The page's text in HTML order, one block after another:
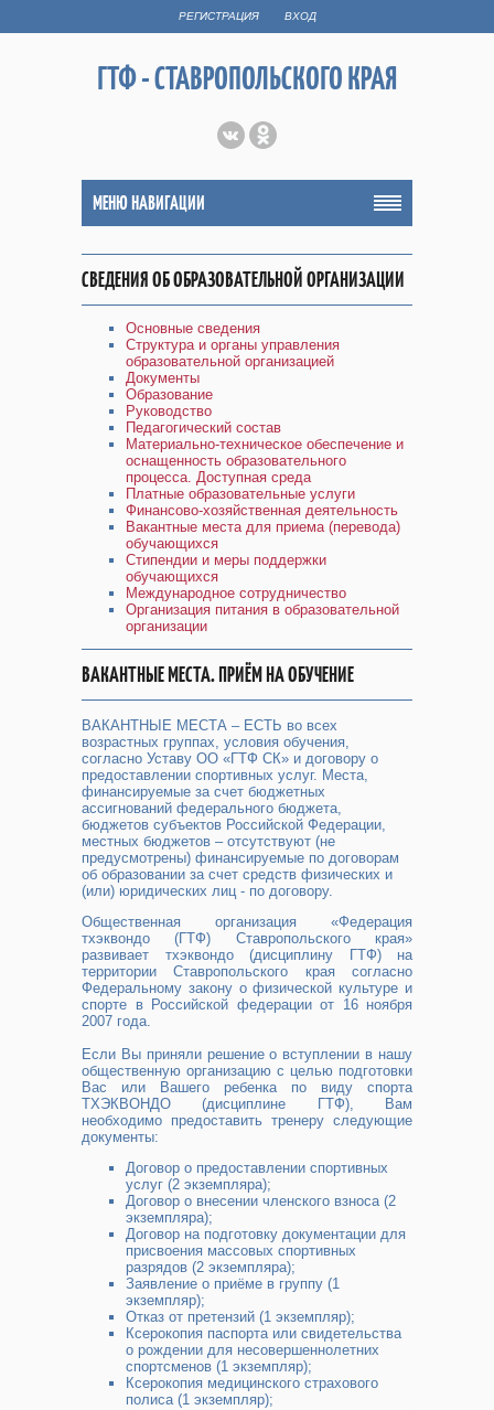
РЕГИСТРАЦИЯ ВХОД
ГТФ - СТАВРОПОЛЬСКОГО КРАЯ
МЕНЮ НАВИГАЦИИ
СВЕДЕНИЯ ОБ ОБРАЗОВАТЕЛЬНОЙ ОРГАНИЗАЦИИ
Основные сведения
Структура и органы управления
образовательной организацией
Документы
Образование
Руководство
Педагогический состав
Материально-техническое обеспечение и
оснащенность образовательного
процесса. Доступная среда
Платные образовательные услуги
Финансово-хозяйственная деятельность
Вакантные места для приема (перевода)
обучающихся
Стипендии и меры поддержки
обучающихся
Международное сотрудничество
Организация питания в образовательной
организации
ВАКАНТНЫЕ МЕСТА. ПРИЁМ НА ОБУЧЕНИЕ
ВАКАНТНЫЕ МЕСТА – ЕСТЬ во всех
возрастных группах, условия обучения,
согласно Уставу ОО «ГТФ СК» и договору о
предоставлении спортивных услуг. Места,
финансируемые за счет бюджетных
ассигнований федерального бюджета,
бюджетов субъектов Российской Федерации,
местных бюджетов – отсутствуют (не
предусмотрены) финансируемые по договорам
об образовании за счет средств физических и
(или) юридических лиц - по договору.
Общественная организация «Федерация
тхэквондо (ГТФ) Ставропольского края»
развивает тхэквондо (дисциплину ГТФ) на
территории Ставропольского края согласно
Федеральному закону о физической культуре и
спорте в Российской федерации от 16 ноября
2007 года.
Если Вы приняли решение о вступлении в нашу
общественную организацию с целью подготовки
Вас или Вашего ребенка по виду спорта
ТХЭКВОНДО (дисциплине ГТФ), Вам
необходимо предоставить тренеру следующие
документы:
Договор о предоставлении спортивных
услуг (2 экземпляра);
Договор о внесении членского взноса (2
экземпляра);
Договор на подготовку документации для
присвоения массовых спортивных
разрядов (2 экземпляра);
Заявление о приёме в группу (1
экземпляр);
Отказ от претензий (1 экземпляр);
Ксерокопия паспорта или свидетельства
о рождении для несовершеннолетних
спортсменов (1 экземпляр);
Ксерокопия медицинского страхового
полиса (1 экземпляр);